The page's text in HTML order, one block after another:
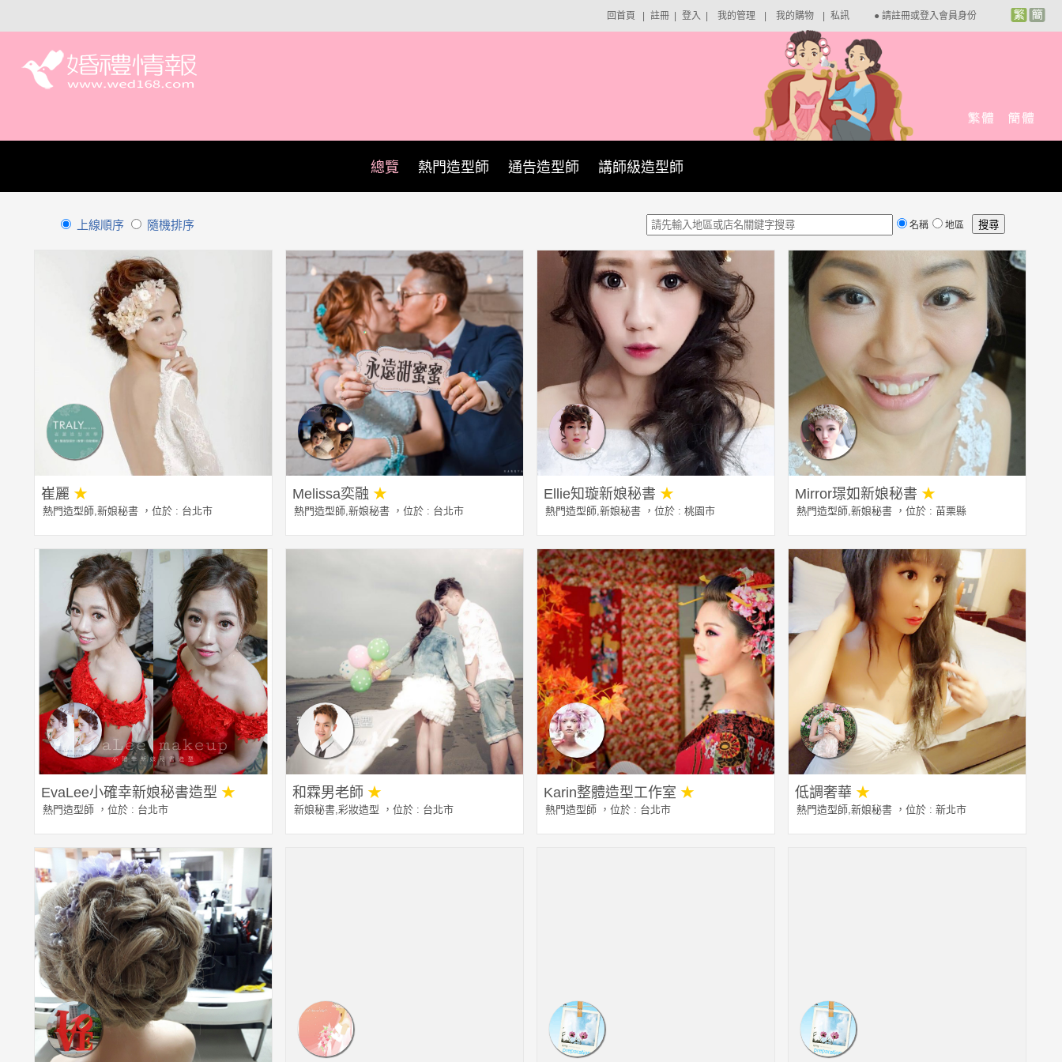
回首頁 註冊 登入 我的管理 我的購物 私訊 ● 請註冊或登入會員身份
總覽 熱門造型師 通告造型師 講師級造型師
上線順序 隨機排序 名稱 地區
崔麗 ★
熱門造型師,新娘秘書，位於 : 台北市
Melissa奕融 ★
熱門造型師,新娘秘書，位於 : 台北市
Ellie知璇新娘秘書 ★
熱門造型師,新娘秘書，位於 : 桃園市
Mirror璟如新娘秘書 ★
熱門造型師,新娘秘書，位於 : 苗栗縣
EvaLee小確幸新娘秘書造型 ★
熱門造型師 ，位於 : 台北市
和霖男老師 ★
新娘秘書,彩妝造型 ，位於 : 台北市
Karin整體造型工作室 ★
熱門造型師 ，位於 : 台北市
低調奢華 ★
熱門造型師,新娘秘書，位於 : 新北市